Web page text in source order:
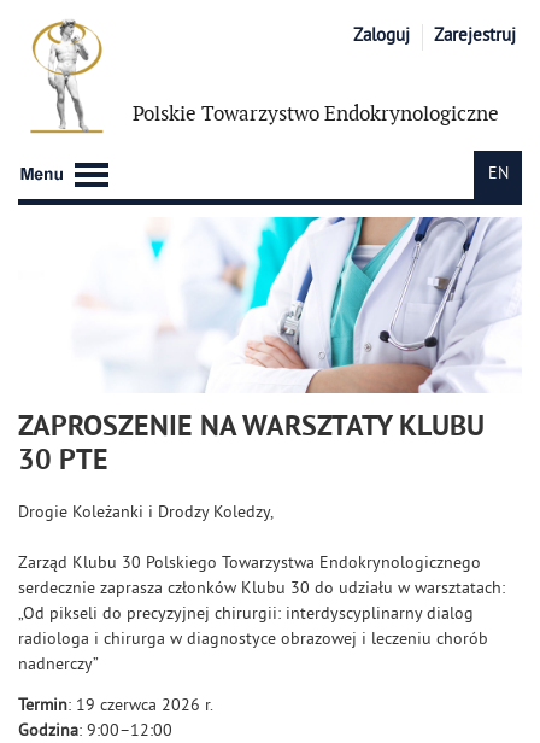
Polskie Towarzystwo Endokrynologiczne
Zaloguj Zarejestruj
EN
ZAPROSZENIE NA WARSZTATY KLUBU
30 PTE
Drogie Koleżanki i Drodzy Koledzy,
Zarząd Klubu 30 Polskiego Towarzystwa Endokrynologicznego
serdecznie zaprasza członków Klubu 30 do udziału w warsztatach:
„Od pikseli do precyzyjnej chirurgii: interdyscyplinarny dialog
radiologa i chirurga w diagnostyce obrazowej i leczeniu chorób
nadnerczy”
Termin: 19 czerwca 2026 r.
Godzina: 9:00–12:00